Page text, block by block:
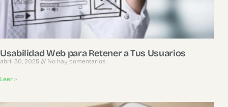
Usabilidad Web para Retener a Tus Usuarios
abril 30, 2025 No hay comentarios
Leer »